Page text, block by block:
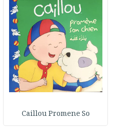
Caillou Promene So